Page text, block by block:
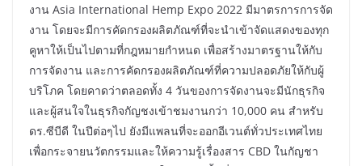
งาน Asia International Hemp Expo 2022 มีมาตรการการจัด
งาน โดยจะมีการคัดกรองผลิตภัณฑ์ที่จะนำเข้าจัดแสดงของทุก
คูหาให้เป็นไปตามที่กฎหมายกำหนด เพื่อสร้างมาตรฐานให้กับ
การจัดงาน และการคัดกรองผลิตภัณฑ์ที่ความปลอดภัยให้กับผู้
บริโภค โดยคาดว่าตลอดทั้ง 4 วันของการจัดงานจะมีนักธุรกิจ
และผู้สนใจในธุรกิจกัญชงเข้าชมงานกว่า 10,000 คน สำหรับ
ดร.ซีบีดี ในปีต่อๆไป ยังมีแพลนที่จะออกอีเวนต์ทั่วประเทศไทย
เพื่อกระจายนวัตกรรมและให้ความรู้เรื่องสาร CBD ในกัญชา